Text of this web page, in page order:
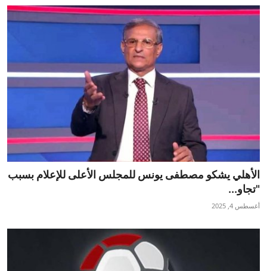
الأهلي يشكو مصطفى يونس للمجلس الأعلى للإعلام بسبب
"تجاو...
أغسطس 4, 2025